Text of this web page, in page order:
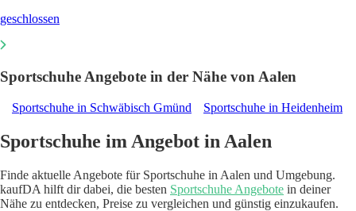
geschlossen
Sportschuhe Angebote in der Nähe von Aalen
Sportschuhe in Schwäbisch Gmünd Sportschuhe in Heidenheim
Sportschuhe im Angebot in Aalen
Finde aktuelle Angebote für Sportschuhe in Aalen und Umgebung.
kaufDA hilft dir dabei, die besten Sportschuhe Angebote in deiner
Nähe zu entdecken, Preise zu vergleichen und günstig einzukaufen.